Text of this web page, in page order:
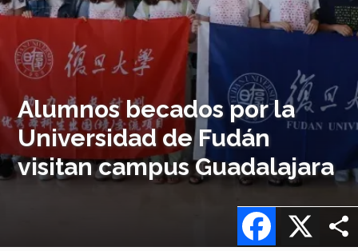
Alumnos becados por la
Universidad de Fudán
visitan campus Guadalajara
X
Facebook